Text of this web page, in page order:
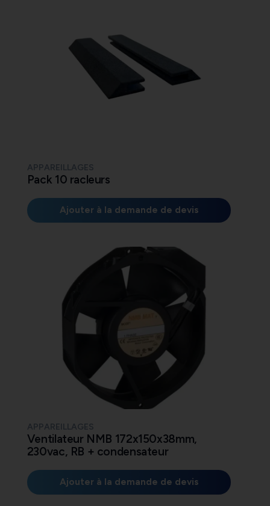
APPAREILLAGES
Pack 10 racleurs
Ajouter à la demande de devis
APPAREILLAGES
Ventilateur NMB 172x150x38mm,
230vac, RB + condensateur
Ajouter à la demande de devis